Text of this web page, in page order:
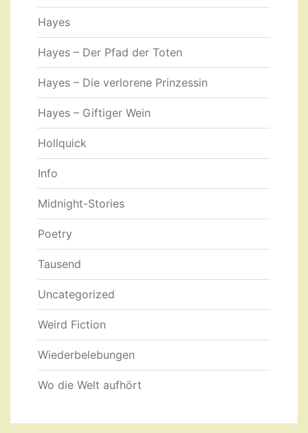
Hayes
Hayes – Der Pfad der Toten
Hayes – Die verlorene Prinzessin
Hayes – Giftiger Wein
Hollquick
Info
Midnight-Stories
Poetry
Tausend
Uncategorized
Weird Fiction
Wiederbelebungen
Wo die Welt aufhört